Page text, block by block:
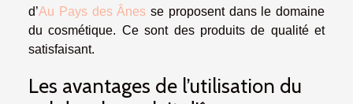
d’Au Pays des Ânes se proposent dans le domaine
du cosmétique. Ce sont des produits de qualité et
satisfaisant.
Les avantages de l’utilisation du